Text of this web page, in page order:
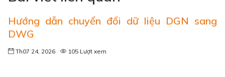
Hướng dẫn chuyển đổi dữ liệu DGN sang
DWG
Th07 24, 2026 105 Lượt xem